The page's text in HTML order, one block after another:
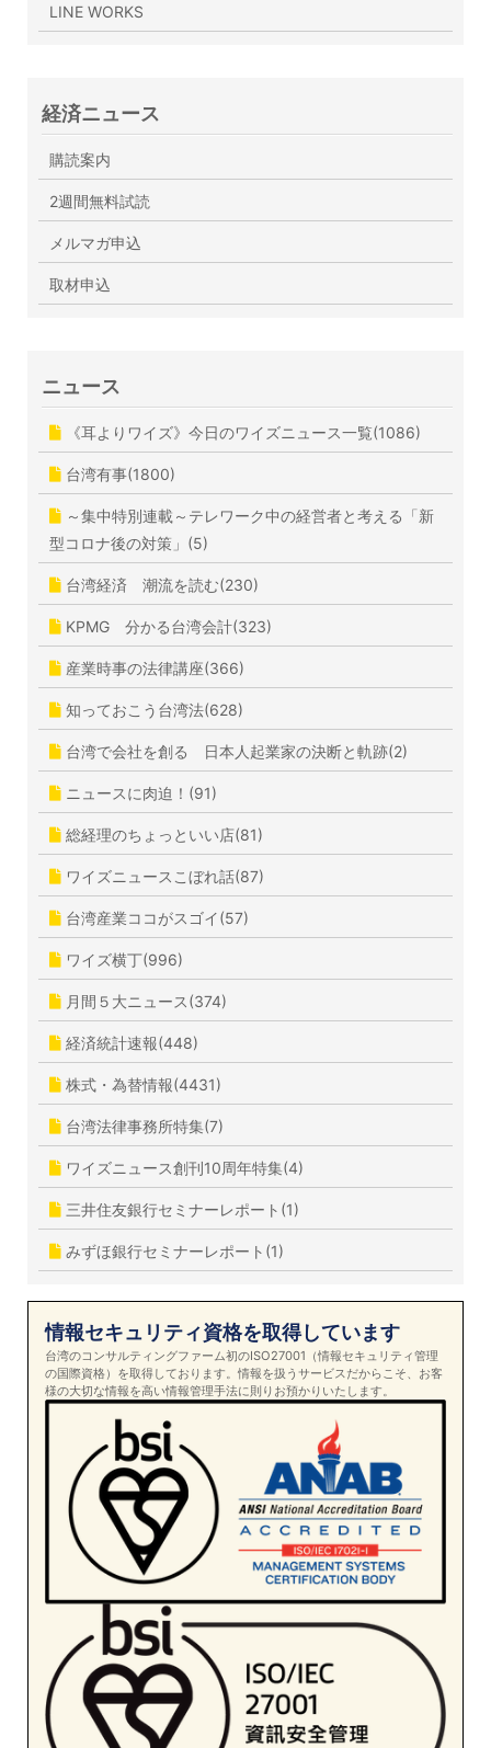
LINE WORKS
経済ニュース
購読案内
2週間無料試読
メルマガ申込
取材申込
ニュース
《耳よりワイズ》今日のワイズニュース一覧(1086)
台湾有事(1800)
～集中特別連載～テレワーク中の経営者と考える「新
型コロナ後の対策」(5)
台湾経済 潮流を読む(230)
KPMG 分かる台湾会計(323)
産業時事の法律講座(366)
知っておこう台湾法(628)
台湾で会社を創る 日本人起業家の決断と軌跡(2)
ニュースに肉迫！(91)
総経理のちょっといい店(81)
ワイズニュースこぼれ話(87)
台湾産業ココがスゴイ(57)
ワイズ横丁(996)
月間５大ニュース(374)
経済統計速報(448)
株式・為替情報(4431)
台湾法律事務所特集(7)
ワイズニュース創刊10周年特集(4)
三井住友銀行セミナーレポート(1)
みずほ銀行セミナーレポート(1)
情報セキュリティ資格を取得しています
台湾のコンサルティングファーム初のISO27001（情報セキュリティ管理
の国際資格）を取得しております。情報を扱うサービスだからこそ、お客
様の大切な情報を高い情報管理手法に則りお預かりいたします。